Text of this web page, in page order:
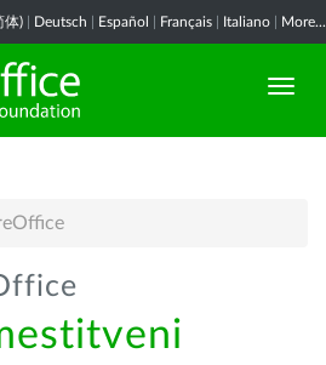
体) Deutsch Español Français Italiano More...